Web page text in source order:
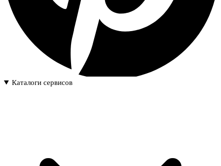
Каталоги сервисов